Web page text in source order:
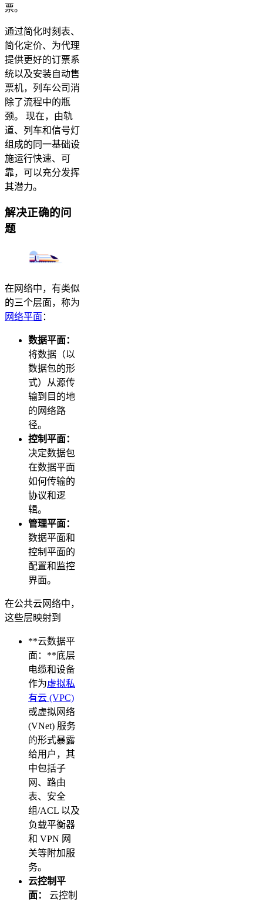
票。
通过简化时刻表、
简化定价、为代理
提供更好的订票系
统以及安装自动售
票机，列车公司消
除了流程中的瓶
颈。 现在，由轨
道、列车和信号灯
组成的同一基础设
施运行快速、可
靠，可以充分发挥
其潜力。
解决正确的问
题
在网络中，有类似
的三个层面，称为
网络平面 ：
数据平面：
将数据（以
数据包的形
式）从源传
输到目的地
的网络路
径。
控制平面：
决定数据包
在数据平面
如何传输的
协议和逻
辑。
管理平面：
数据平面和
控制平面的
配置和监控
界面。
在公共云网络中，
这些层映射到
**云数据平
面：**底层
电缆和设备
作为虚拟私
有云 (VPC)
或虚拟网络
(VNet) 服务
的形式暴露
给用户，其
中包括子
网、路由
表、安全
组/ACL 以及
负载平衡器
和 VPN 网
关等附加服
务。
云控制平
面：
云控制